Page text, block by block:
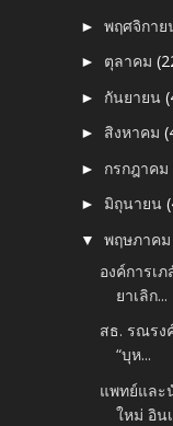
►พฤศจิกา
► ตุลาคม
► กันยายน
► สิงหาคม
► กรกฎาคม
► มิถุนายน
▼พฤษภาค
องค์การเ
ยาเลิก...
สธ. รณรง
“บุห...
แพทย์และ
ใหม่ อินเ